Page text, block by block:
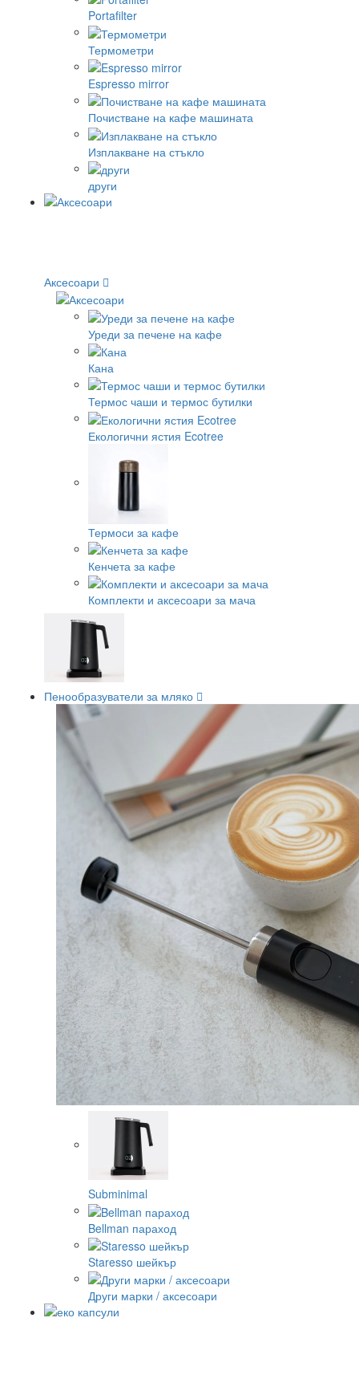
Portafilter
Термометри
Espresso mirror
Почистване на кафе машината
Изплакване на стъкло
други
Аксесоари
Уреди за печене на кафе
Кана
Термос чаши и термос бутилки
Екологични ястия Ecotree
Термоси за кафе
Кенчета за кафе
Комплекти и аксесоари за мача
Пенообразуватели за мляко
Subminimal
Bellman параход
Staresso шейкър
Други марки / аксесоари